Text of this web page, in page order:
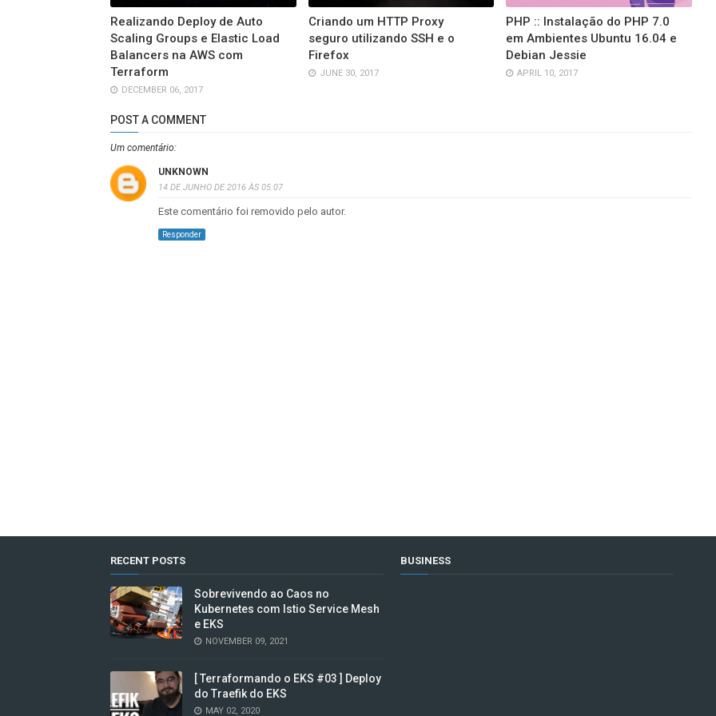
Realizando Deploy de Auto
Scaling Groups e Elastic Load
Balancers na AWS com
Terraform
DECEMBER 06, 2017
Criando um HTTP Proxy
seguro utilizando SSH e o
Firefox
JUNE 30, 2017
PHP :: Instalação do PHP 7.0
em Ambientes Ubuntu 16.04 e
Debian Jessie
APRIL 10, 2017
POST A COMMENT
Um comentário:
UNKNOWN
14 DE JUNHO DE 2016 ÀS 05:07
Este comentário foi removido pelo autor.
Responder
RECENT POSTS
Sobrevivendo ao Caos no
Kubernetes com Istio Service Mesh
e EKS
NOVEMBER 09, 2021
[ Terraformando o EKS #03 ] Deploy
do Traefik do EKS
MAY 02, 2020
BUSINESS